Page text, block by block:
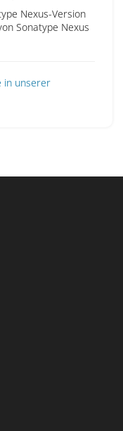
Nexus-Version
Sonatype Nexus
in unserer